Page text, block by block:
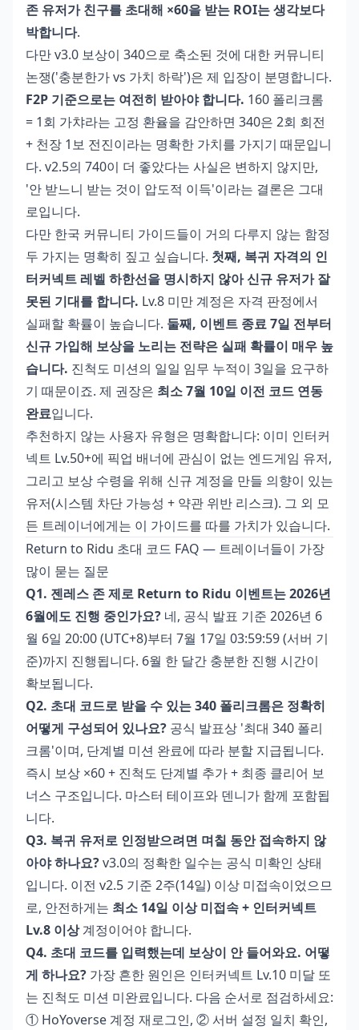
존 유저가 친구를 초대해 ×60을 받는 ROI는 생각보다
박합니다.
다만 v3.0 보상이 340으로 축소된 것에 대한 커뮤니티
논쟁('충분한가 vs 가치 하락')은 제 입장이 분명합니다.
F2P 기준으로는 여전히 받아야 합니다. 160 폴리크롬
= 1회 가챠라는 고정 환율을 감안하면 340은 2회 회전
+ 천장 1보 전진이라는 명확한 가치를 가지기 때문입니
다. v2.5의 740이 더 좋았다는 사실은 변하지 않지만,
'안 받느니 받는 것이 압도적 이득'이라는 결론은 그대
로입니다.
다만 한국 커뮤니티 가이드들이 거의 다루지 않는 함정
두 가지는 명확히 짚고 싶습니다. 첫째, 복귀 자격의 인
터커넥트 레벨 하한선을 명시하지 않아 신규 유저가 잘
못된 기대를 합니다. Lv.8 미만 계정은 자격 판정에서
실패할 확률이 높습니다. 둘째, 이벤트 종료 7일 전부터
신규 가입해 보상을 노리는 전략은 실패 확률이 매우 높
습니다. 진척도 미션의 일일 임무 누적이 3일을 요구하
기 때문이죠. 제 권장은 최소 7월 10일 이전 코드 연동
완료입니다.
추천하지 않는 사용자 유형은 명확합니다: 이미 인터커
넥트 Lv.50+에 픽업 배너에 관심이 없는 엔드게임 유저,
그리고 보상 수령을 위해 신규 계정을 만들 의향이 있는
유저(시스템 차단 가능성 + 약관 위반 리스크). 그 외 모
든 트레이너에게는 이 가이드를 따를 가치가 있습니다.
Return to Ridu 초대 코드 FAQ — 트레이너들이 가장
많이 묻는 질문
Q1. 젠레스 존 제로 Return to Ridu 이벤트는 2026년
6월에도 진행 중인가요? 네, 공식 발표 기준 2026년 6
월 6일 20:00 (UTC+8)부터 7월 17일 03:59:59 (서버 기
준)까지 진행됩니다. 6월 한 달간 충분한 진행 시간이
확보됩니다.
Q2. 초대 코드로 받을 수 있는 340 폴리크롬은 정확히
어떻게 구성되어 있나요? 공식 발표상 '최대 340 폴리
크롬'이며, 단계별 미션 완료에 따라 분할 지급됩니다.
즉시 보상 ×60 + 진척도 단계별 추가 + 최종 클리어 보
너스 구조입니다. 마스터 테이프와 덴니가 함께 포함됩
니다.
Q3. 복귀 유저로 인정받으려면 며칠 동안 접속하지 않
아야 하나요?v3.0의 정확한 일수는 공식 미확인 상태
입니다. 이전 v2.5 기준 2주(14일) 이상 미접속이었으므
로, 안전하게는 최소 14일 이상 미접속 + 인터커넥트
Lv.8 이상계정이어야 합니다.
Q4. 초대 코드를 입력했는데 보상이 안 들어와요. 어떻
게 하나요? 가장 흔한 원인은 인터커넥트 Lv.10 미달 또
는 진척도 미션 미완료입니다. 다음 순서로 점검하세요:
① HoYoverse 계정 재로그인, ② 서버 설정 일치 확인,